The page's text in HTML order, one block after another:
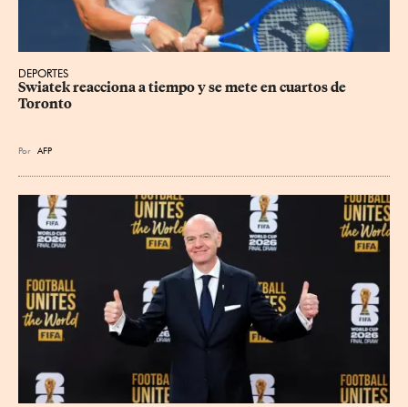
DEPORTES
Swiatek reacciona a tiempo y se mete en cuartos de
Toronto
Por AFP